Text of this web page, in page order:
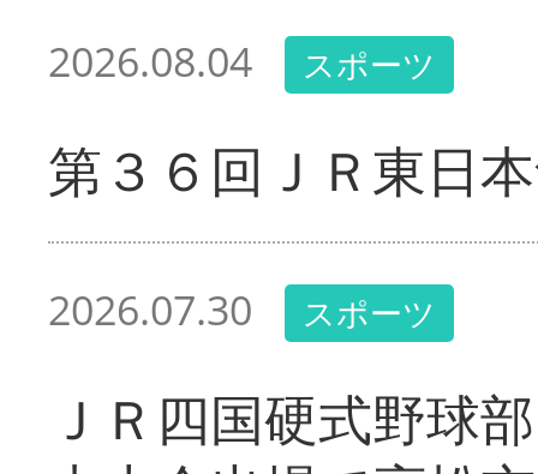
2026.08.04 スポーツ
第３６回ＪＲ東日
2026.07.30 スポーツ
ＪＲ四国硬式野球